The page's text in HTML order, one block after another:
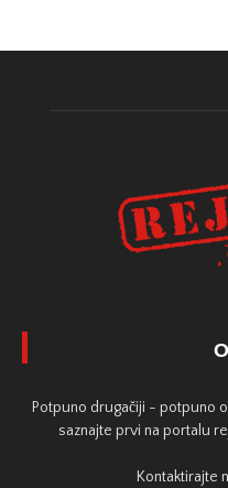
Potpuno drugačiji - potpuno
saznajte prvi na portalu
Kontaktirajte